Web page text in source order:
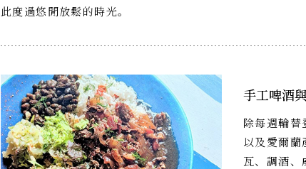
此度過悠閒放鬆的時光。
手工啤酒
除每週輪
以及愛爾
瓦、調酒